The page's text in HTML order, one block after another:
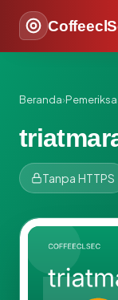
Beranda›
Tanpa HTTPS